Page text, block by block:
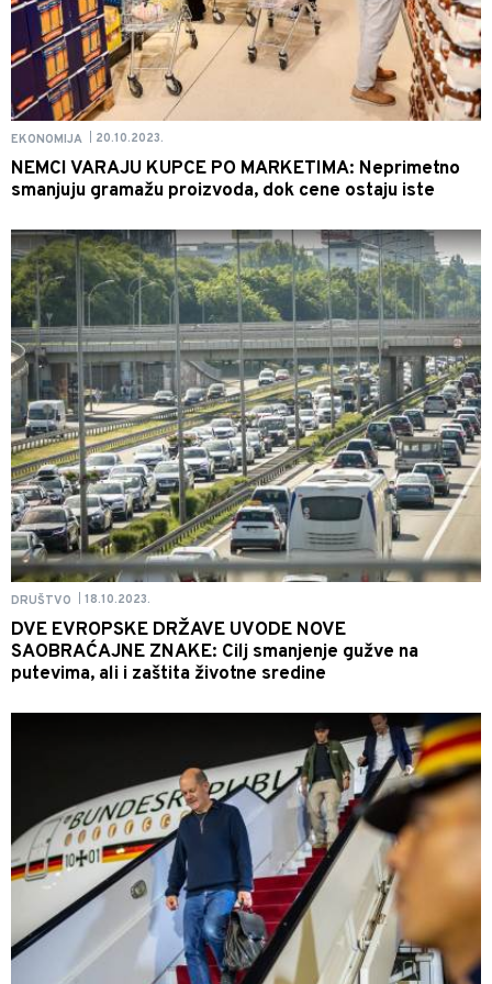
EKONOMIJA 20.10.2023.
NEMCI VARAJU KUPCE PO MARKETIMA: Neprimetno
smanjuju gramažu proizvoda, dok cene ostaju iste
DRUŠTVO 18.10.2023.
DVE EVROPSKE DRŽAVE UVODE NOVE
SAOBRAĆAJNE ZNAKE: Cilj smanjenje gužve na
putevima, ali i zaštita životne sredine